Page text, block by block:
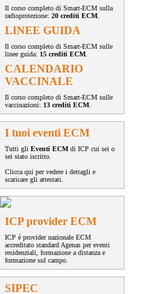
Il corso completo di Smart-ECM sulla
radioprotezione: 20 crediti ECM
LINEE GUIDA
Il corso completo di Smart-ECM sulle
linee guida: 15 crediti ECM
CALENDARIO
VACCINALE
Il corso completo di Smart-ECM sulle
vaccinazioni: 13 crediti ECM
I tuoi eventi ECM
Tutti gli Eventi ECM di ICP cui sei o
sei stato iscritto.
Clicca qui per vedere i dettagli e
scaricare gli attestati.
ICP provider ECM
ICP è provider nazionale ECM
accreditato standard Agenas per eventi
residenziali, formazione a distanza e
formazione sul campo.
SIPEC